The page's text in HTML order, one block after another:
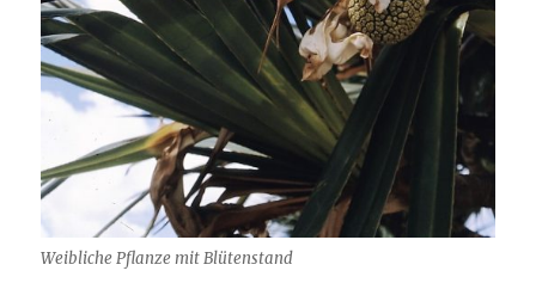
Weibliche Pflanze mit Blütenstand